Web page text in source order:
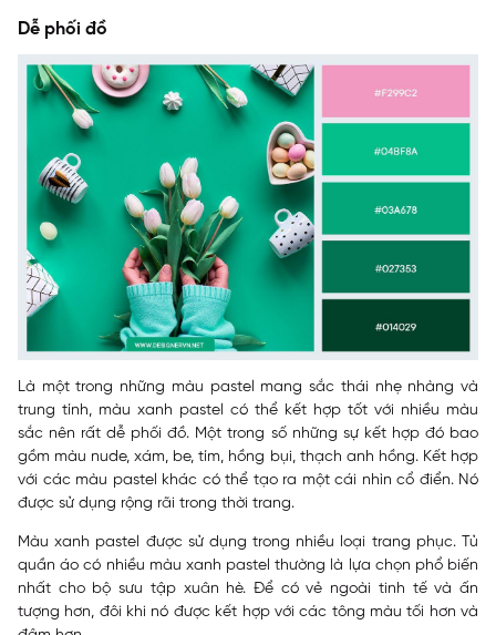
Dễ phối đồ
Là một trong những màu pastel mang sắc thái nhẹ nhàng và
trung tính, màu xanh pastel có thể kết hợp tốt với nhiều màu
sắc nên rất dễ phối đồ. Một trong số những sự kết hợp đó bao
gồm màu nude, xám, be, tím, hồng bụi, thạch anh hồng. Kết hợp
với các màu pastel khác có thể tạo ra một cái nhìn cổ điển. Nó
được sử dụng rộng rãi trong thời trang.
Màu xanh pastel được sử dụng trong nhiều loại trang phục. Tủ
quần áo có nhiều màu xanh pastel thường là lựa chọn phổ biến
nhất cho bộ sưu tập xuân hè. Để có vẻ ngoài tinh tế và ấn
tượng hơn, đôi khi nó được kết hợp với các tông màu tối hơn và